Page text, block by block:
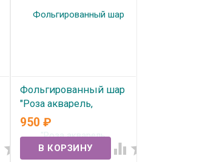

Фольгированный шар
"Роза акварель,
Розовый"
В наличии
950₽
 